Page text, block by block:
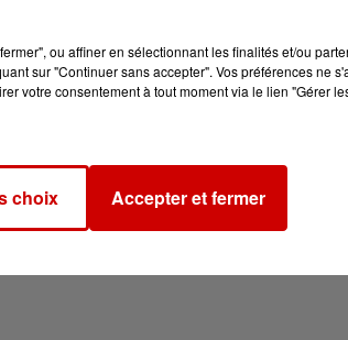
ou affiner en sélectionnant les finalités et/ou
sur "Continuer sans accepter". Vos préférences ne
votre consentement à tout moment via le lien "Gérer
choix Accepter et fermer